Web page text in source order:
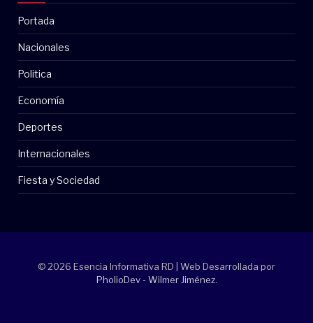
Portada
Nacionales
Politica
Economía
Deportes
Internacionales
Fiesta y Sociedad
© 2026 Esencia Informativa RD | Web Desarrollada por
PholioDev - Wilmer Jiménez.